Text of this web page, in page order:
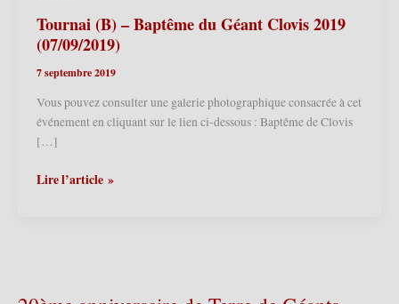
Tournai (B) – Baptême du Géant Clovis 2019
(07/09/2019)
7 septembre 2019
Vous pouvez consulter une galerie photographique consacrée à cet
événement en cliquant sur le lien ci-dessous : Baptême de Clovis
[…]
Tournai
Clovis
Lire l’article »